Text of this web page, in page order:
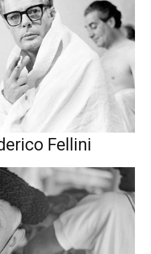
Fellini
un
de la nostra
activament